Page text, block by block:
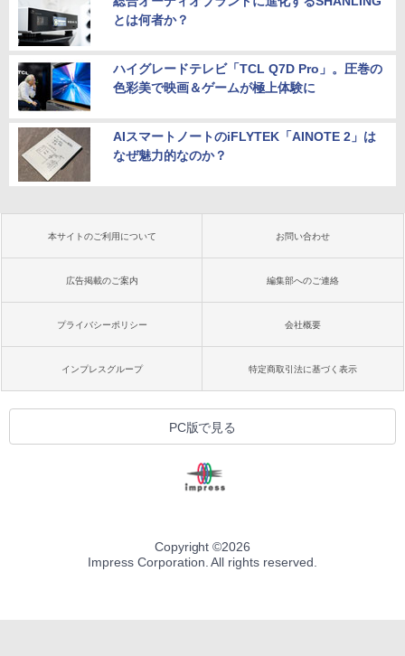
とは何者か？
ハイグレードテレビ「TCL Q7D Pro」。圧巻の
色彩美で映画＆ゲームが極上体験に
AIスマートノートのiFLYTEK「AINOTE 2」は
なぜ魅力的なのか？
本サイトのご利用について お問い合わせ
広告掲載のご案内 編集部へのご連絡
プライバシーポリシー 会社概要
インプレスグループ 特定商取引法に基づく表示
PC版で見る
Copyright ©2026
Impress Corporation. All rights reserved.